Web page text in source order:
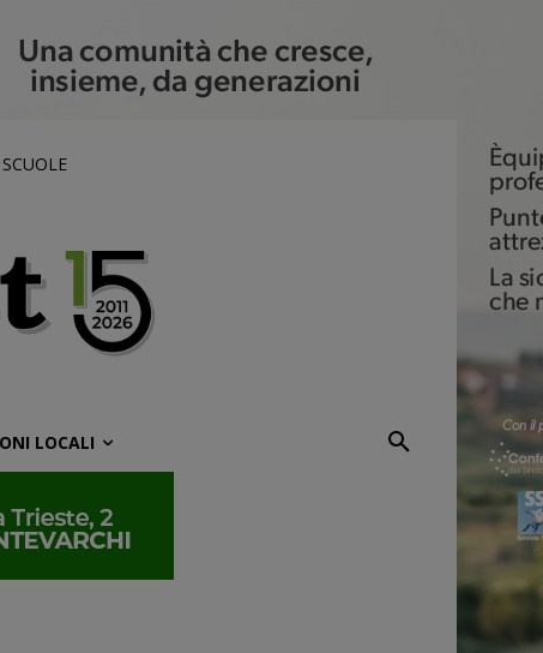
LOCALI